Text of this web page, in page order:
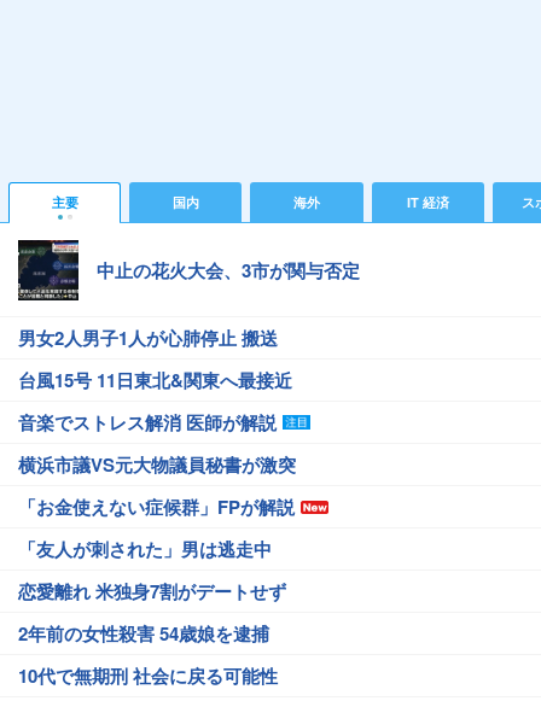
主要 国内 海外 IT 経済 ス
中止の花火大会、3市が関与否定
男女2人男子1人が心肺停止 搬送
台風15号 11日東北&関東へ最接近
音楽でストレス解消 医師が解説
横浜市議VS元大物議員秘書が激突
「お金使えない症候群」FPが解説
「友人が刺された」男は逃走中
恋愛離れ 米独身7割がデートせず
2年前の女性殺害 54歳娘を逮捕
10代で無期刑 社会に戻る可能性